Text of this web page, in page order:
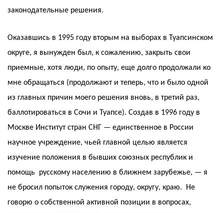
законодательные решения.
Оказавшись в 1995 году вторым на выборах в Туапсинском
округе, я вынужден был, к сожалению, закрыть свои
приемные, хотя люди, по опыту, еще долго продолжали ко
мне обращаться (продолжают и теперь, что и было одной
из главных причин моего решения вновь, в третий раз,
баллотироваться в Сочи и Туапсе). Создав в 1996 году в
Москве Институт стран СНГ — единственное в России
научное учреждение, чьей главной целью является
изучение положения в бывших союзных республик и
помощь русскому населению в ближнем зарубежье, — я
не бросил попыток служения городу, округу, краю. Не
говорю о собственной активной позиции в вопросах,